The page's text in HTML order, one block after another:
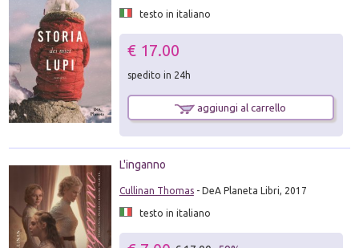
testo in italiano
€ 17.00
spedito in 24h
aggiungi al carrello
L'inganno
Cullinan Thomas- DeA Planeta Libri, 2017
testo in italiano